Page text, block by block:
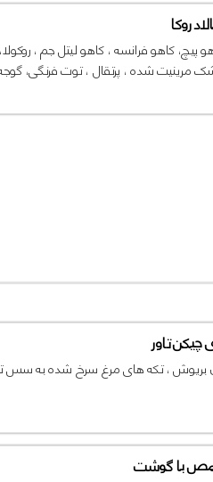
روکا
پیچ، کاهو فرانسه ، کاهو لیتل جم ،
مرینیت شده ، پرتقال ، توت فرنگی،
چیکن تاور
بریوش ، تکه های مرغ سرخ شده به سس
با گوشت